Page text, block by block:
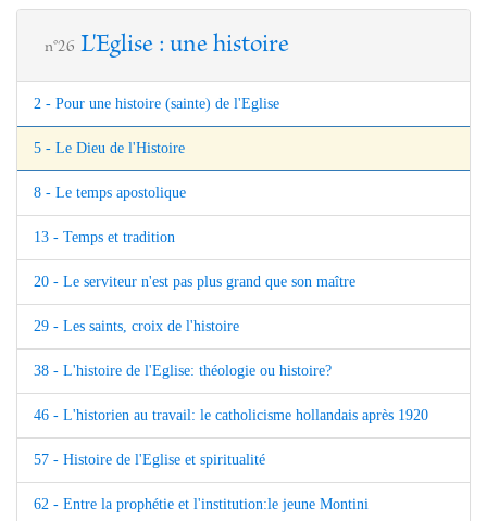
n°26 L'Eglise : une histoire
2 - Pour une histoire (sainte) de l'Eglise
5 - Le Dieu de l'Histoire
8 - Le temps apostolique
13 - Temps et tradition
20 - Le serviteur n'est pas plus grand que son maître
29 - Les saints, croix de l'histoire
38 - L'histoire de l'Eglise: théologie ou histoire?
46 - L'historien au travail: le catholicisme hollandais après 1920
57 - Histoire de l'Eglise et spiritualité
62 - Entre la prophétie et l'institution:le jeune Montini